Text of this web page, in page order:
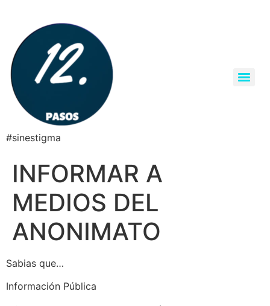
#sinestigma
INFORMAR A
MEDIOS DEL
ANONIMATO
Sabias que…
Información Pública